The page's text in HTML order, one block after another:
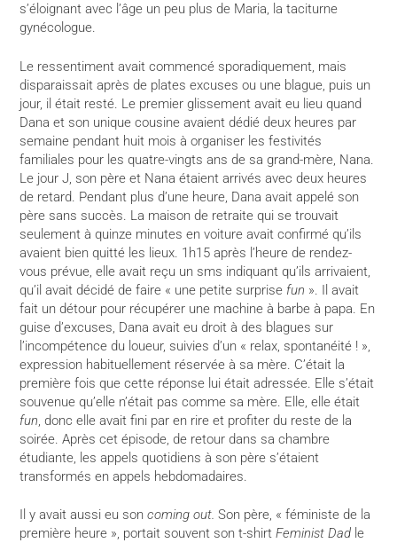
s’éloignant avec l’âge un peu plus de Maria, la taciturne
gynécologue.
Le ressentiment avait commencé sporadiquement, mais
disparaissait après de plates excuses ou une blague, puis un
jour, il était resté. Le premier glissement avait eu lieu quand
Dana et son unique cousine avaient dédié deux heures par
semaine pendant huit mois à organiser les festivités
familiales pour les quatre-vingts ans de sa grand-mère, Nana.
Le jour J, son père et Nana étaient arrivés avec deux heures
de retard. Pendant plus d’une heure, Dana avait appelé son
père sans succès. La maison de retraite qui se trouvait
seulement à quinze minutes en voiture avait confirmé qu’ils
avaient bien quitté les lieux. 1h15 après l’heure de rendez-
vous prévue, elle avait reçu un sms indiquant qu’ils arrivaient,
qu’il avait décidé de faire « une petite surprise fun ». Il avait
fait un détour pour récupérer une machine à barbe à papa. En
guise d’excuses, Dana avait eu droit à des blagues sur
l’incompétence du loueur, suivies d’un « relax, spontanéité ! »,
expression habituellement réservée à sa mère. C’était la
première fois que cette réponse lui était adressée. Elle s’était
souvenue qu’elle n’était pas comme sa mère. Elle, elle était
fun, donc elle avait fini par en rire et profiter du reste de la
soirée. Après cet épisode, de retour dans sa chambre
étudiante, les appels quotidiens à son père s’étaient
transformés en appels hebdomadaires.
Il y avait aussi eu soncoming out.Son père, « féministe de la
première heure », portait souvent son t-shirtFeminist Dad le